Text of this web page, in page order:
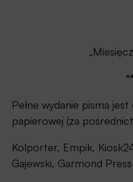
Pełne wydanie pisma
papierowej (za
Kolporter, Empik,
Gajewski, Garmond Press